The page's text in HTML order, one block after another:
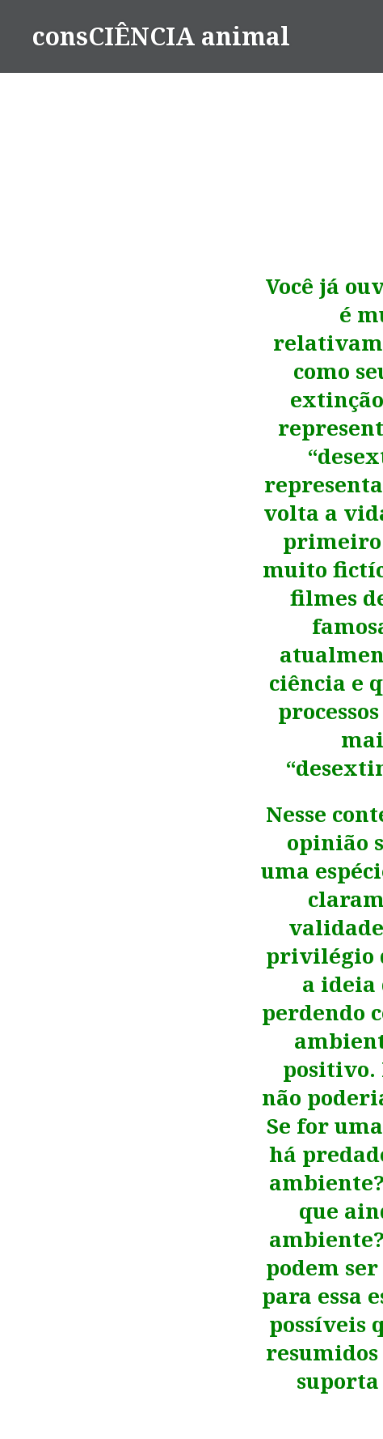
consCIÊNCIA animal
Você já
é
como
volta a
primeiro
muito
filmes
ciência e
Nesse
opinião
uma
privilégio
a ideia
perdendo
positivo.
não
Se for
há
que
podem
para essa
possíveis